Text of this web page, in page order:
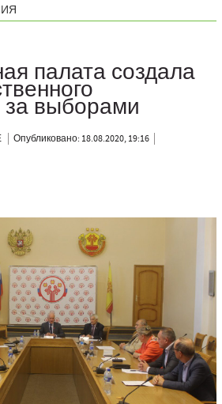
палата создала
выборами
Опубликовано: 18.08.2020, 19:16